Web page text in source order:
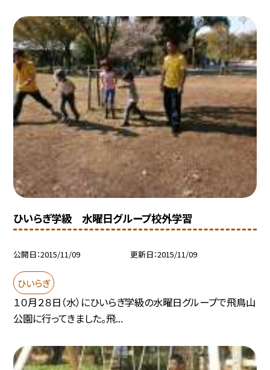
ひいらぎ学級 水曜日グループ校外学習
公開日 2015/11/09 更新日 2015/11/09
ひいらぎ
１０月２８日（水）にひいらぎ学級の水曜日グループで飛鳥山
公園に行ってきました。飛...